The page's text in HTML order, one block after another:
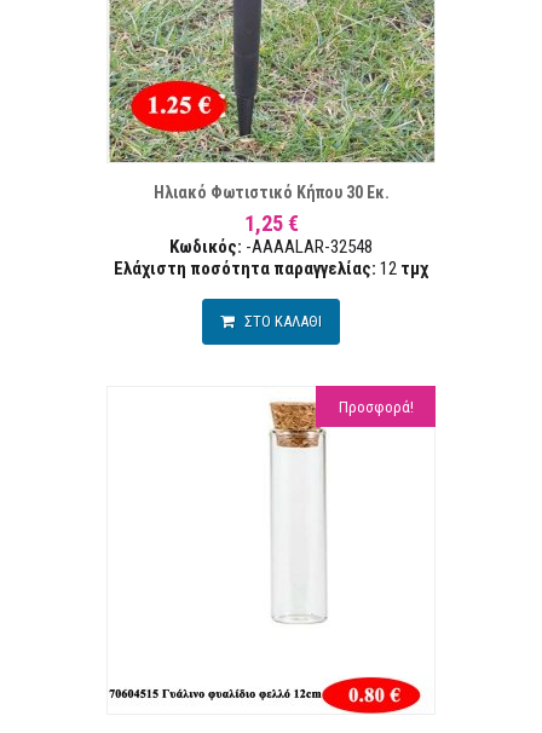
Ηλιακό Φωτιστικό Κήπου 30 Εκ.
1,25 €
Κωδικός: -AAAALAR-32548
Ελάχιστη ποσότητα παραγγελίας: 12 τμχ
ΣΤΟ ΚΑΛΑΘΙ
Προσφορά!